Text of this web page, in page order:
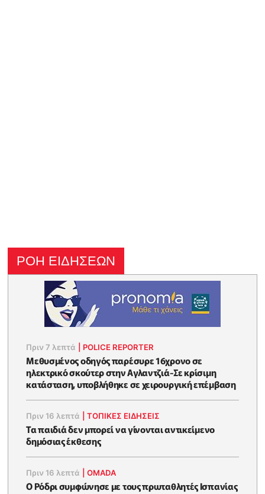
ΡΟΗ ΕΙΔΗΣΕΩΝ
Πριν 7 λεπτά POLICE REPORTER
Μεθυσμένος οδηγός παρέσυρε 16χρονο σε
ηλεκτρικό σκούτερ στην Αγλαντζιά-Σε κρίσιμη
κατάσταση, υποβλήθηκε σε χειρουργική επέμβαση
Πριν 16 λεπτά |ΤΟΠΙΚΕΣ ΕΙΔΗΣΕΙΣ
Τα παιδιά δεν μπορεί να γίνονται αντικείμενο
δημόσιας έκθεσης
Πριν 16 λεπτά |OMADA
Ο Ρόδρι συμφώνησε με τους πρωταθλητές Ισπανίας